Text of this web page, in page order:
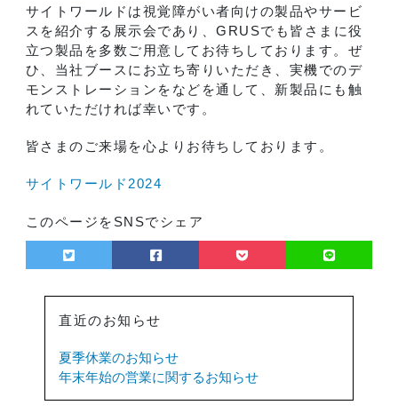
サイトワールドは視覚障がい者向けの製品やサービ
スを紹介する展示会であり、GRUSでも皆さまに役
立つ製品を多数ご用意してお待ちしております。ぜ
ひ、当社ブースにお立ち寄りいただき、実機でのデ
モンストレーションをなどを通して、新製品にも触
れていただければ幸いです。
皆さまのご来場を心よりお待ちしております。
サイトワールド2024
このページをSNSでシェア
直近のお知らせ
直
夏季休業のお知らせ
年末年始の営業に関するお知らせ